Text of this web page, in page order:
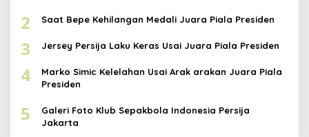
2 Saat Bepe Kehilangan Medali Juara Piala Presiden
3 Jersey Persija Laku Keras Usai Juara Piala Presiden
4
Marko Simic Kelelahan Usai Arak arakan Juara Piala
Presiden
5
Galeri Foto Klub Sepakbola Indonesia Persija
Jakarta